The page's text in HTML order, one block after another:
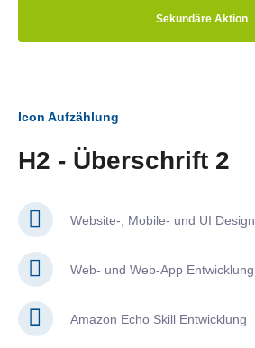
Sekundäre Aktion
Icon Aufzählung
H2 - Überschrift 2
Website-, Mobile- und UI Design
Web- und Web-App Entwicklung
Amazon Echo Skill Entwicklung